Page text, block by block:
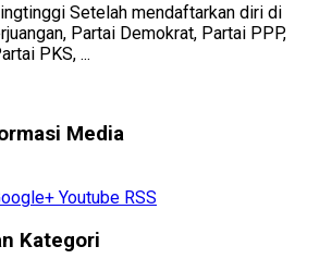
Setelah mendaftarkan diri di
Partai Demokrat, Partai PPP,
PKS, ...
Media
Youtube RSS
Kategori